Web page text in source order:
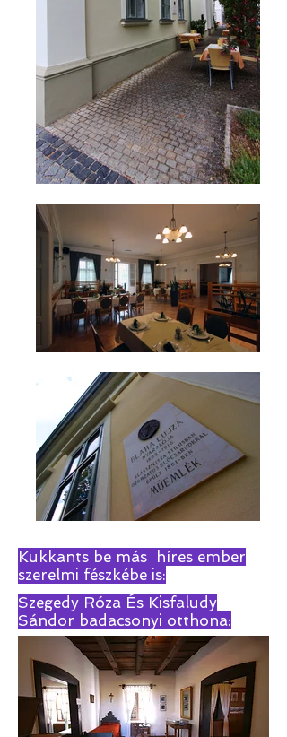
Kukkants be más híres ember
szerelmi fészkébe is:
Szegedy Róza És Kisfaludy
Sándor badacsonyi otthona: